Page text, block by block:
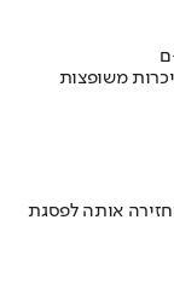
ם
משופצות
אותה לפסגת